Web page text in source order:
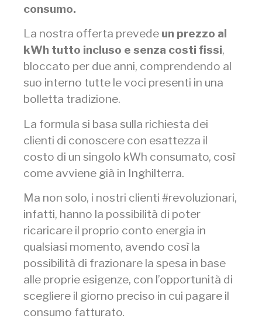
consumo.
La nostra offerta prevede un prezzo al
kWh tutto incluso e senza costi fissi,
bloccato per due anni, comprendendo al
suo interno tutte le voci presenti in una
bolletta tradizione.
La formula si basa sulla richiesta dei
clienti di conoscere con esattezza il
costo di un singolo kWh consumato, così
come avviene già in Inghilterra.
Ma non solo, i nostri clienti #revoluzionari,
infatti, hanno la possibilità di poter
ricaricare il proprio conto energia in
qualsiasi momento, avendo così la
possibilità di frazionare la spesa in base
alle proprie esigenze, con l’opportunità di
scegliere il giorno preciso in cui pagare il
consumo fatturato.